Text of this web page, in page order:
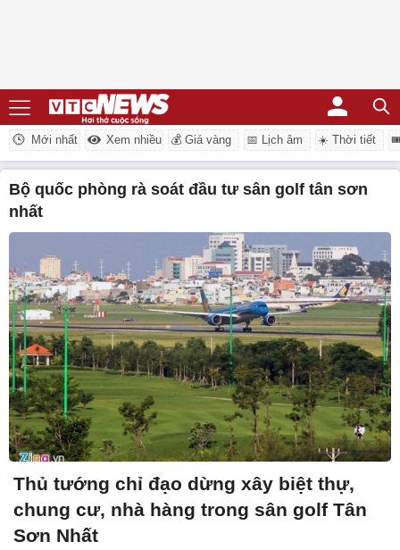
Mới nhất Xem nhiều 💰 Giá vàng 📅 Lịch âm ☀️ Thời tiết
bộ quốc phòng rà soát đầu tư sân golf tân sơn
nhất
Thủ tướng chỉ đạo dừng xây biệt thự,
chung cư, nhà hàng trong sân golf Tân
Sơn Nhất